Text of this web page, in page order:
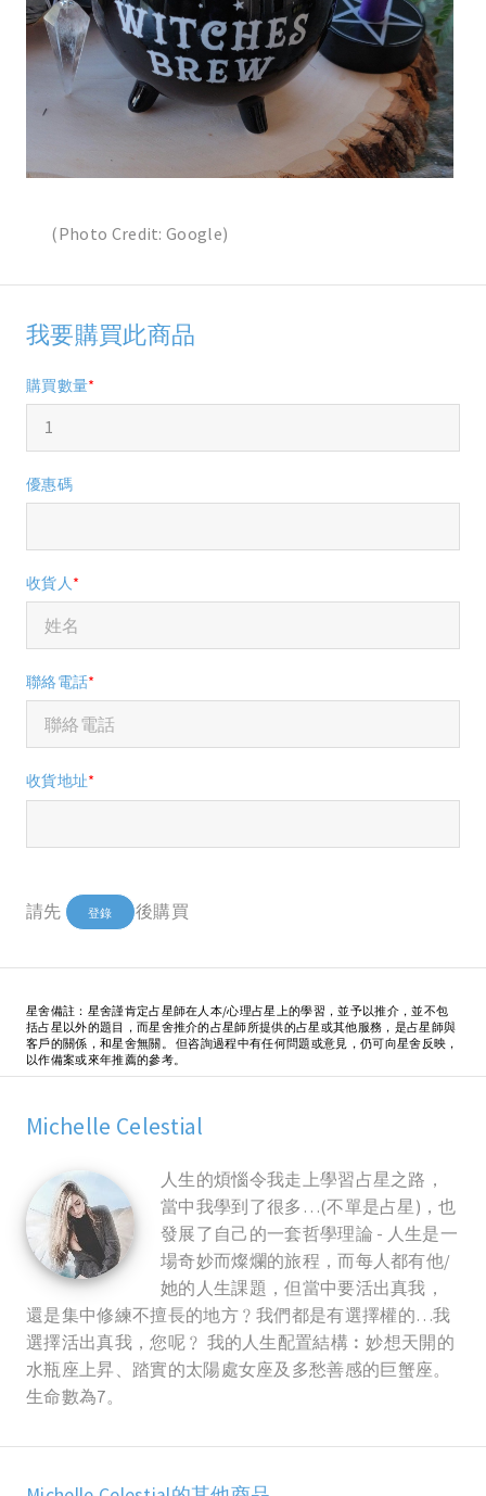
(Photo Credit: Google)
我要購買此商品
購買數量*
優惠碼
收貨人*
聯絡電話*
收貨地址*
請先 登錄 後購買
星舍備註：星舍謹肯定占星師在人本/心理占星上的學習，並予以推介，並不包
括占星以外的題目，而星舍推介的占星師所提供的占星或其他服務，是占星師與
客戶的關係，和星舍無關。 但咨詢過程中有任何問題或意見，仍可向星舍反映，
以作備案或來年推薦的參考。
Michelle Celestial
人生的煩惱令我走上學習占星之路，
當中我學到了很多…(不單是占星)，也
發展了自己的一套哲學理論 - 人生是一
場奇妙而燦爛的旅程，而每人都有他/
她的人生課題，但當中要活出真我，
還是集中修練不擅長的地方﹖我們都是有選擇權的…我
選擇活出真我，您呢﹖ 我的人生配置結構︰妙想天開的
水瓶座上昇、踏實的太陽處女座及多愁善感的巨蟹座。
生命數為7。